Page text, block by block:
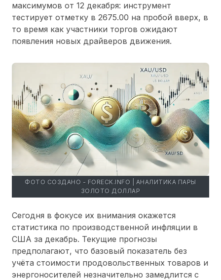
максимумов от 12 декабря: инструмент
тестирует отметку в 2675.00 на пробой вверх, в
то время как участники торгов ожидают
появления новых драйверов движения.
ФОТО СОЗДАНО - FORECK.INFO | АНАЛИТИКА ПАРЫ
ЗОЛОТО ДОЛЛАР
Сегодня в фокусе их внимания окажется
статистика по производственной инфляции в
США за декабрь. Текущие прогнозы
предполагают, что базовый показатель без
учёта стоимости продовольственных товаров и
энергоносителей незначительно замедлится с